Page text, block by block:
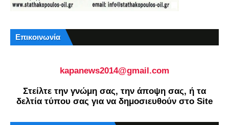
Επικοινωνία
kapanews2014@gmail.com
Στείλτε την γνώμη σας, την άποψη σας, ή τα
δελτία τύπου σας για να δημοσιευθούν στο Site